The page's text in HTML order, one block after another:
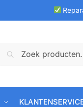
Zoeken
Zoeken